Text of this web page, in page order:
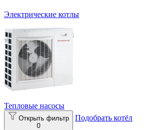
Электрические котлы
Тепловые насосы
Открыть фильтр
0
Подобрать котёл